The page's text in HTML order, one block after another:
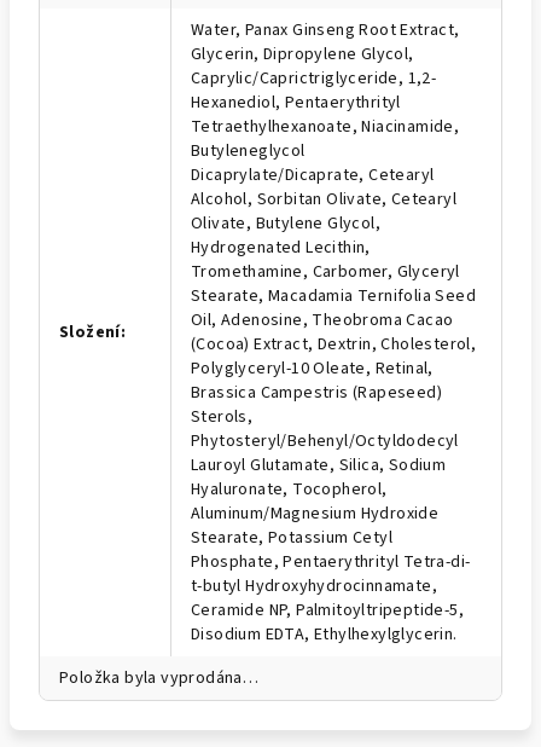
Složení:
Water, Panax Ginseng Root Extract,
Glycerin, Dipropylene Glycol,
Caprylic/Caprictriglyceride, 1,2-
Hexanediol, Pentaerythrityl
Tetraethylhexanoate, Niacinamide,
Butyleneglycol
Dicaprylate/Dicaprate, Cetearyl
Alcohol, Sorbitan Olivate, Cetearyl
Olivate, Butylene Glycol,
Hydrogenated Lecithin,
Tromethamine, Carbomer, Glyceryl
Stearate, Macadamia Ternifolia Seed
Oil, Adenosine, Theobroma Cacao
(Cocoa) Extract, Dextrin, Cholesterol,
Polyglyceryl-10 Oleate, Retinal,
Brassica Campestris (Rapeseed)
Sterols,
Phytosteryl/Behenyl/Octyldodecyl
Lauroyl Glutamate, Silica, Sodium
Hyaluronate, Tocopherol,
Aluminum/Magnesium Hydroxide
Stearate, Potassium Cetyl
Phosphate, Pentaerythrityl Tetra-di-
t-butyl Hydroxyhydrocinnamate,
Ceramide NP, Palmitoyltripeptide-5,
Disodium EDTA, Ethylhexylglycerin.
Položka byla vyprodána…